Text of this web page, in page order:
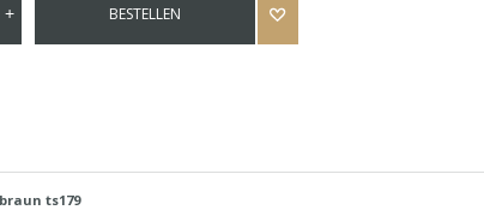
BESTELLEN
ts179